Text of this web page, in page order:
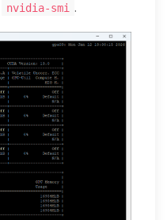
nvidia-smi .